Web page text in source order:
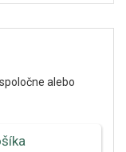
alebo